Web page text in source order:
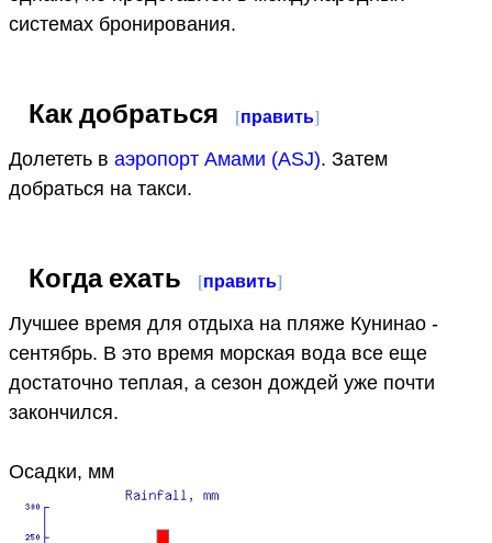
системах бронирования.
Как добраться [править]
Долететь в аэропорт Амами (ASJ). Затем
добраться на такси.
Когда ехать [править]
Лучшее время для отдыха на пляже Кунинао -
сентябрь. В это время морская вода все еще
достаточно теплая, а сезон дождей уже почти
закончился.
Осадки, мм